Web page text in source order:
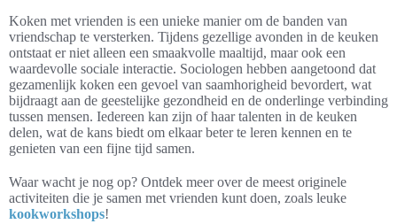
Koken met vrienden is een unieke manier om de banden van
vriendschap te versterken. Tijdens gezellige avonden in de keuken
ontstaat er niet alleen een smaakvolle maaltijd, maar ook een
waardevolle sociale interactie. Sociologen hebben aangetoond dat
gezamenlijk koken een gevoel van saamhorigheid bevordert, wat
bijdraagt aan de geestelijke gezondheid en de onderlinge verbinding
tussen mensen. Iedereen kan zijn of haar talenten in de keuken
delen, wat de kans biedt om elkaar beter te leren kennen en te
genieten van een fijne tijd samen.
Waar wacht je nog op? Ontdek meer over de meest originele
activiteiten die je samen met vrienden kunt doen, zoals leuke
kookworkshops!